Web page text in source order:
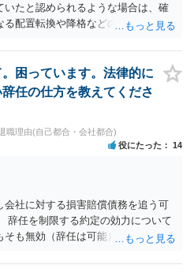
たと認められるような場合は、確
配置転換や降格などの措置は必ず
にあります。 しかし、このような
対してどの程度改善の機会を与えた
なり（業務改善計画など、御指摘の
裁判上もこの点について争点化す
的事案での見通しや戦略については
士の先生等とよくご相談なさるの
困っています。法律的に
任の仕方を教えてくださ
職理由(自己都合・会社都合)
役にたった 14
社に対する損害賠償債務を追う可
辞任を制限する約定の効力について
も無効（辞任は可能）と考える説
す。 ただし，いずれの説をとった